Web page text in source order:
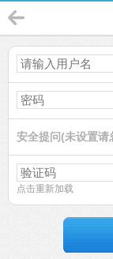
安全提问(未设置请
点击重新加载